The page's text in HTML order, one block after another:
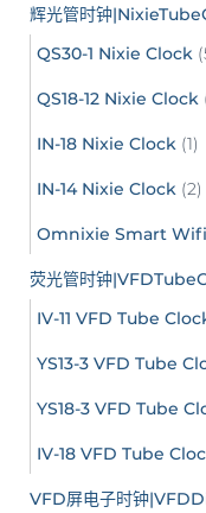
辉光管时钟
QS30-1 Nixie Clock
QS18-12 Nixie Clock
IN-18 Nixie Clock (1)
IN-14 Nixie Clock (2)
Omnixie Smart
荧光管时钟
IV-11 VFD Tube
YS13-3 VFD Tube
YS18-3 VFD Tube
IV-18 VFD Tube
VFD屏电子时钟